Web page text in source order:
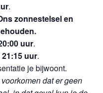
.
zonnestelsel en
uur.
21:15 uur.
je bijwoont.
dat er geen